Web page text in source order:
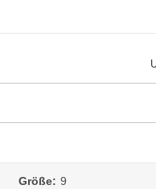
Größe: 9